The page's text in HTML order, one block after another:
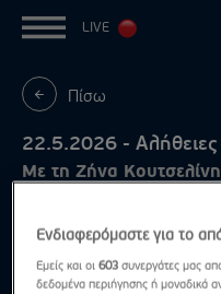
LIVE
Πίσω
22.5.2026 -
Με τη Ζήνα Κουτσελίνη
Μάιος 2026
Ενδιαφερόμαστε για το
Εμείς και οι603 συνεργάτες μας
δεδομένα περιήγησης ή μοναδικά